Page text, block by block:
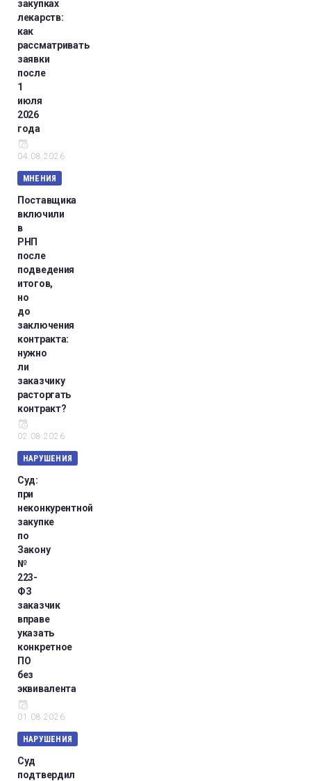
закупках
лекарств:
как
рассматривать
заявки
после
1
июля
2026
года
04.08.2026
МНЕНИЯ
Поставщика
включили
в
РНП
после
подведения
итогов,
но
до
заключения
контракта:
нужно
ли
заказчику
расторгать
контракт?
02.08.2026
НАРУШЕНИЯ
Суд:
при
неконкурентной
закупке
по
Закону
№
223-
ФЗ
заказчик
вправе
указать
конкретное
ПО
без
эквивалента
01.08.2026
НАРУШЕНИЯ
Суд
подтвердил